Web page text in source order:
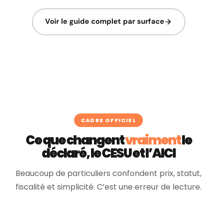
Voir le guide complet par surface
CADRE OFFICIEL
Ce que changentvraimentle
déclaré, le CESU et l’AICI
Beaucoup de particuliers confondent prix, statut,
fiscalité et simplicité. C’est une erreur de lecture.